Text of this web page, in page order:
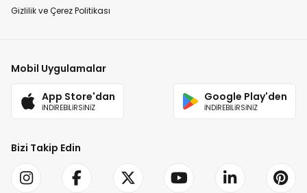
Gizlilik ve Çerez Politikası
Mobil Uygulamalar
App Store'dan
İNDİREBİLİRSİNİZ
Google Play'den
İNDİREBİLİRSİNİZ
Bizi Takip Edin